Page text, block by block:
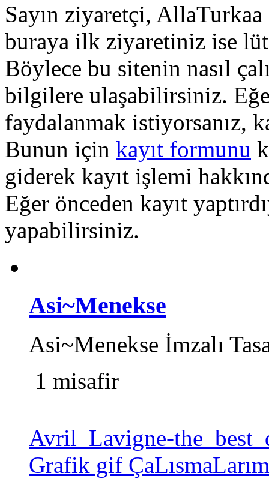
Sayın ziyaretçi,
buraya ilk ziyaretiniz ise
Böylece bu sitenin nasıl
bilgilere ulaşabilirsiniz.
faydalanmak istiyorsanız,
Bunun için kayıt formunu
giderek kayıt işlemi
Eğer önceden kayıt
yapabilirsiniz.
Asi~Menekse
Asi~Menekse İmzalı
1 misafir
Avril_Lavigne-
Grafik gif ÇaLısmaLarım